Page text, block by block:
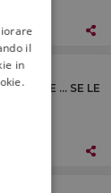
MIELE ... SE LE
il
in